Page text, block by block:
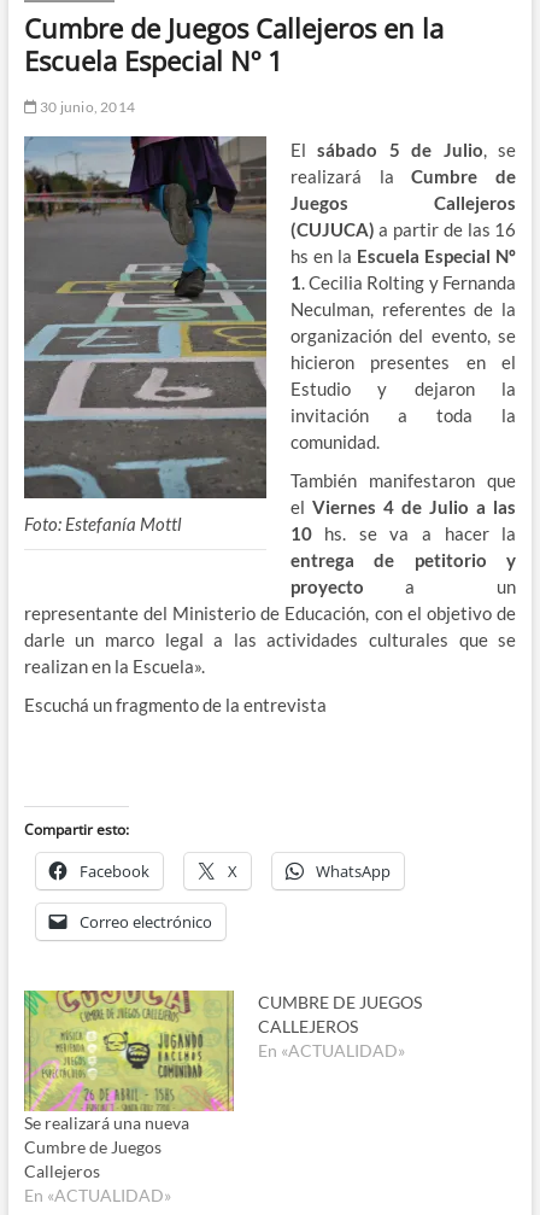
ú
Cumbre de Juegos Callejeros en la
Escuela Especial Nº 1
30 junio, 2014
Foto: Estefanía Mottl
Elsábado 5 de Julio, se
realizará laCumbre de
Juegos Callejeros
(CUJUCA) a partir de las 16
hs en la Escuela Especial Nº
1. Cecilia Rolting y Fernanda
Neculman, referentes de la
organización del evento, se
hicieron presentes en el
Estudio y dejaron la
invitación a toda la
comunidad.
También manifestaron que
el Viernes 4 de Julio a las
10hs. se va a hacer la
entrega de petitorio y
proyecto a un
representante del Ministerio de Educación, con el objetivo de
darle un marco legal a las actividades culturales que se
realizan en la Escuela».
Escuchá un fragmento de la entrevista
Compartir esto:
Facebook X WhatsApp
Correo electrónico
Se realizará una nueva
Cumbre de Juegos
Callejeros
En «ACTUALIDAD»
CUMBRE DE JUEGOS
CALLEJEROS
En «ACTUALIDAD»